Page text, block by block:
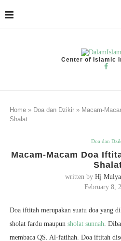
Center of Islamic
Home » Doa dan Dzikir » Macam-
Shalat
Doa dan
Macam-Macam Doa
written by Hj
February 8,
Doa iftitah merupakan suatu doa yang
sholat fardu maupun sholat sunnah.
membaca QS. Al-fatihah. Doa iftitah